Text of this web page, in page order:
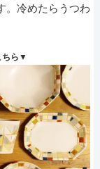
。冷めたらうつわ
ちら▼